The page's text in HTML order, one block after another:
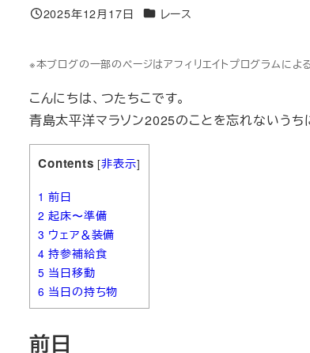
投稿日
2025年12月17日 カテゴリー
レース
※本ブログの一部のページはアフィリエイトプログラムによ
こんにちは、つたちこです。
青島太平洋マラソン2025のことを忘れないうち
Contents [非表示]
1 前日
2 起床〜準備
3 ウェア＆装備
4 持参補給食
5 当日移動
6 当日の持ち物
前日